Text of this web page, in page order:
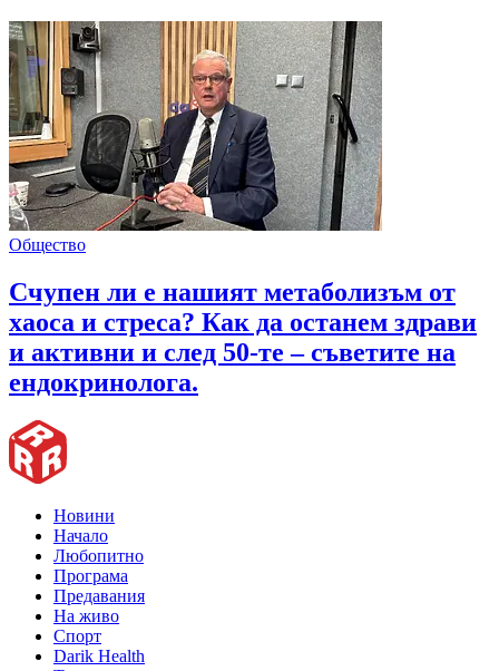
Общество
Счупен ли е нашият метаболизъм от
хаоса и стреса? Как да останем здрави
и активни и след 50-те – съветите на
ендокринолога.
Новини
Начало
Любопитно
Програма
Предавания
На живо
Спорт
Darik Health